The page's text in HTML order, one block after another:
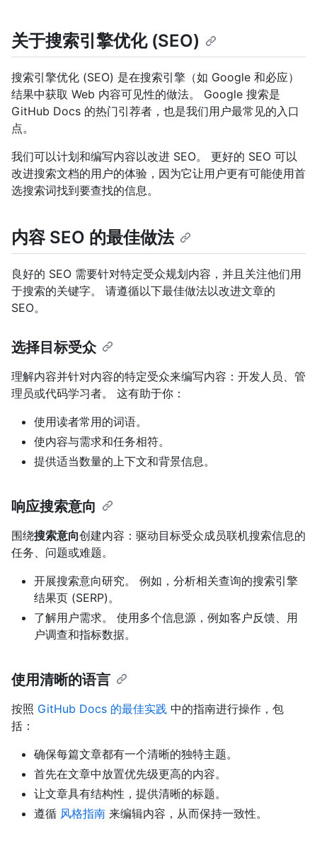
关于搜索引擎优化 (SEO)
搜索引擎优化 (SEO) 是在搜索引擎（如 Google 和必应）
结果中获取 Web 内容可见性的做法。 Google 搜索是
GitHub Docs 的热门引荐者，也是我们用户最常见的入口
点。
我们可以计划和编写内容以改进 SEO。 更好的 SEO 可以
改进搜索文档的用户的体验，因为它让用户更有可能使用首
选搜索词找到要查找的信息。
内容 SEO 的最佳做法
良好的 SEO 需要针对特定受众规划内容，并且关注他们用
于搜索的关键字。 请遵循以下最佳做法以改进文章的
SEO。
选择目标受众
理解内容并针对内容的特定受众来编写内容：开发人员、管
理员或代码学习者。 这有助于你：
使用读者常用的词语。
使内容与需求和任务相符。
提供适当数量的上下文和背景信息。
响应搜索意向
围绕搜索意向创建内容：驱动目标受众成员联机搜索信息的
任务、问题或难题。
开展搜索意向研究。 例如，分析相关查询的搜索引擎
结果页 (SERP)。
了解用户需求。 使用多个信息源，例如客户反馈、用
户调查和指标数据。
使用清晰的语言
按照 GitHub Docs 的最佳实践 中的指南进行操作，包
括：
确保每篇文章都有一个清晰的独特主题。
首先在文章中放置优先级更高的内容。
让文章具有结构性，提供清晰的标题。
遵循 风格指南 来编辑内容，从而保持一致性。